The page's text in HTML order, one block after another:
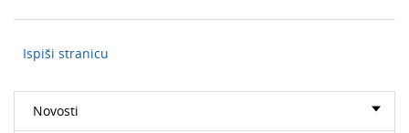
Ispiši stranicu
Novosti